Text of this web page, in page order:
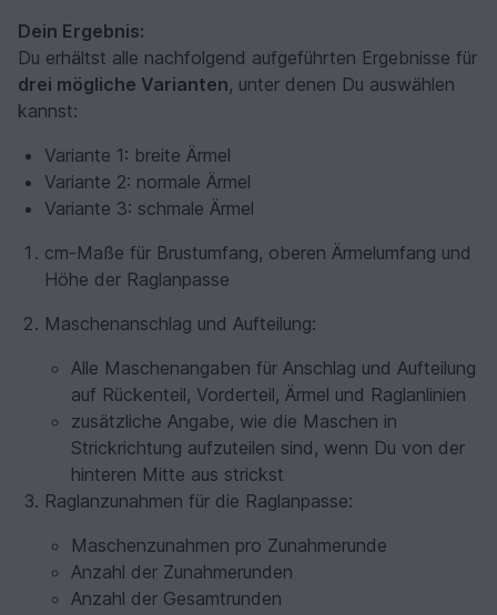
Dein Ergebnis:
Du erhältst alle nachfolgend aufgeführten Ergebnisse für
drei mögliche Varianten, unter denen Du auswählen
kannst:
Variante 1: breite Ärmel
Variante 2: normale Ärmel
Variante 3: schmale Ärmel
cm-Maße für Brustumfang, oberen Ärmelumfang und
Höhe der Raglanpasse
Maschenanschlag und Aufteilung:
Alle Maschenangaben für Anschlag und Aufteilung
auf Rückenteil, Vorderteil, Ärmel und Raglanlinien
zusätzliche Angabe, wie die Maschen in
Strickrichtung aufzuteilen sind, wenn Du von der
hinteren Mitte aus strickst
Raglanzunahmen für die Raglanpasse:
Maschenzunahmen pro Zunahmerunde
Anzahl der Zunahmerunden
Anzahl der Gesamtrunden